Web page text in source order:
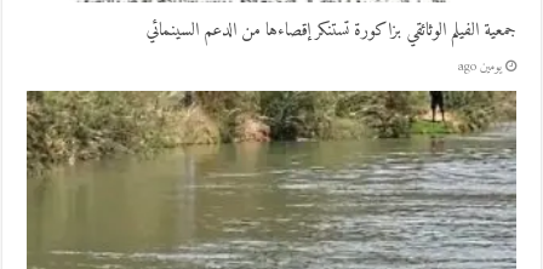
جمعية الفيلم الوثائقي بزاكورة تستنكر إقصاءها من الدعم السينمائي
يومين ago